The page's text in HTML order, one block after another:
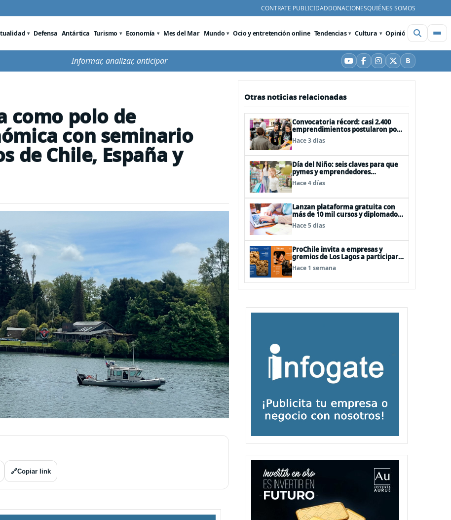
CONTRATE PUBLICIDADDONACIONESQUIÉNES SOMOS
Defensa Antártica Turismo Economía Mes del Mar Mundo Ocio y entretención online Tendencias Cultura Opinión Videos
Informar, analizar, anticipar YouTube
Facebook
Instagram
X BBluesky
como polo de
con seminario
de Chile, España y
🔗Copiar link
Otras noticias relacionadas
Convocatoria récord: casi 2.400
emprendimientos postularon por
su stand gratuito en el EtMday
2026
Hace 3 días
Día del Niño: seis claves para que
pymes y emprendedores
aumenten sus ventas con
publicidad eficiente
Hace 4 días
Lanzan plataforma gratuita con
más de 10 mil cursos y diplomados
para anticiparse al futuro del
trabajo
Hace 5 días
ProChile invita a empresas y
gremios de Los Lagos a participar
en la convocatoria de Concursos
2027
Hace 1 semana